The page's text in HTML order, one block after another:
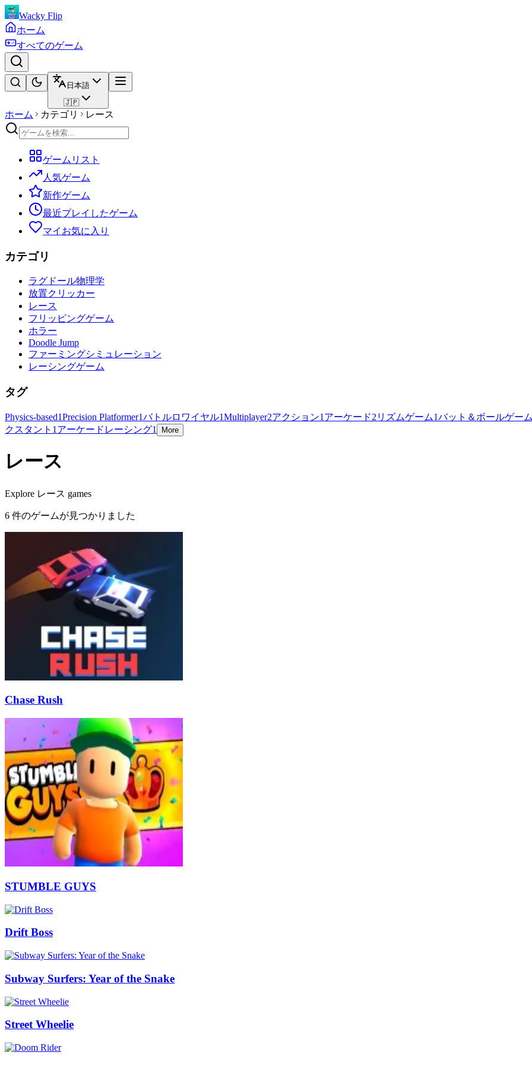
Wacky Flip
ホーム
すべてのゲーム
日本語
🇯🇵
ホーム カテゴリ レース
ゲームリスト
人気ゲーム
新作ゲーム
最近プレイしたゲーム
マイお気に入り
カテゴリ
ラグドール物理学
放置クリッカー
レース
フリッピングゲーム
ホラー
Doodle Jump
ファーミングシミュレーション
レーシングゲーム
タグ
Physics-based1Precision Platformer1バトルロワイヤル1Multiplayer2アクション1 アーケード2 リズムゲーム1バット＆ボールゲーム
クスタント 1 アーケードレーシング1 More
レース
Explore レース games
6 件のゲームが見つかりました
Chase Rush
STUMBLE GUYS
Drift Boss
Subway Surfers: Year of the Snake
Street Wheelie